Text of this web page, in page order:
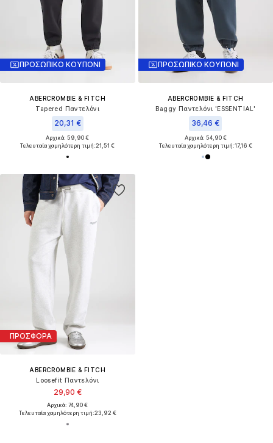
ΠΡΟΣΩΠΙΚΟ ΚΟΥΠΟΝΙ
ABERCROMBIE & FITCH
Tapered Παντελόνι
20,31 €
Αρχικά: 59,90 €
Τελευταία χαμηλότερη τιμή:21,51 €
ΠΡΟΣΩΠΙΚΟ ΚΟΥΠΟΝΙ
ABERCROMBIE & FITCH
Baggy Παντελόνι 'ESSENTIAL'
36,46 €
Αρχικά: 54,90 €
Τελευταία χαμηλότερη τιμή:17,16 €
ΠΡΟΣΦΟΡΑ
ABERCROMBIE & FITCH
Loosefit Παντελόνι
29,90 €
Αρχικά: 74,90 €
Τελευταία χαμηλότερη τιμή:23,92 €